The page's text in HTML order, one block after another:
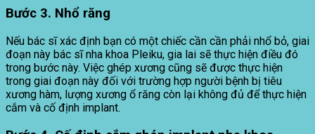
Bước 3. Nhổ răng
Nếu bác sĩ xác định bạn có một chiếc cần cần phải nhổ bỏ, giai
đoạn này bác sĩ nha khoa Pleiku, gia lai sẽ thực hiện điều đó
trong bước này. Việc ghép xương cũng sẽ được thực hiện
trong giai đoạn này đối với trường hợp người bệnh bị tiêu
xương hàm, lượng xương ổ răng còn lại không đủ để thực hiện
cắm và cố định implant.